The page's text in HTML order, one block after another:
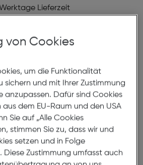
Lieferzeit
XL Tinte magenta
Tinte Magenta
von Cookies
um die Funktionalität
sichern und mit Ihrer Zustimmung
anzupassen. Dafür sind Cookies
dem EU-Raum und den USA
Sie auf „Alle Cookies
stimmen Sie zu, dass wir und
setzen und in Folge
Diese Zustimmung umfasst auch